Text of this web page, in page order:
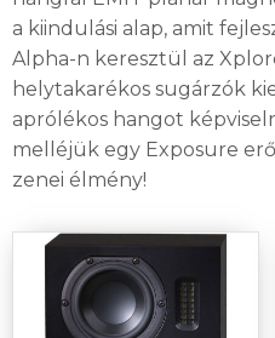
a kiindulási alap, amit
Alpha-n keresztül az
helytakarékos sugárzók
aprólékos hangot
melléjük egy Exposure
zenei élmény!